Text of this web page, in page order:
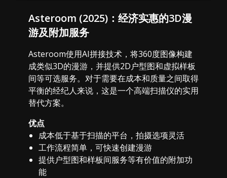
Asteroom (2025)：经济实惠的3D漫
游及附加服务
Asteroom使用AI拼接技术，将360度图像构建
成类似3D的漫游，并提供2D户型图和虚拟样板
间等可选服务。对于需要在成本和质量之间取得
平衡的经纪人来说，这是一个高端扫描仪的实用
替代方案。
优点
成本低于基于扫描的平台，拍摄选项灵活
工作流程简单，可快速创建漫游
提供户型图和样板间服务等有价值的附加功
能